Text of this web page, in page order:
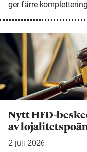
ger färre
Nytt HFD-
av
2 juli 2026